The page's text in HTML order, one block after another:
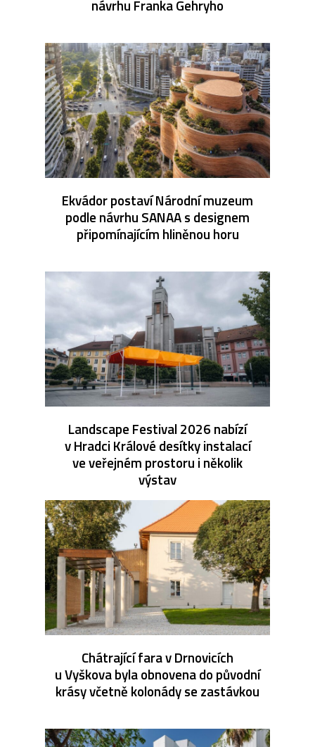
návrhu Franka Gehryho
Ekvádor postaví Národní muzeum
podle návrhu SANAA s designem
připomínajícím hliněnou horu
Landscape Festival 2026 nabízí
v Hradci Králové desítky instalací
ve veřejném prostoru i několik
výstav
Chátrající fara v Drnovicích
u Vyškova byla obnovena do původní
krásy včetně kolonády se zastávkou